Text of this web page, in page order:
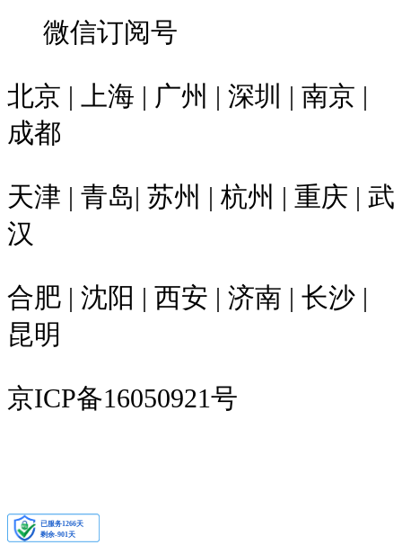
微信订阅号
北京 | 上海 | 广州 | 深圳 | 南京 |
成都
天津 | 青岛| 苏州 | 杭州 | 重庆 | 武
汉
合肥 | 沈阳 | 西安 | 济南 | 长沙 |
昆明
京ICP备16050921号